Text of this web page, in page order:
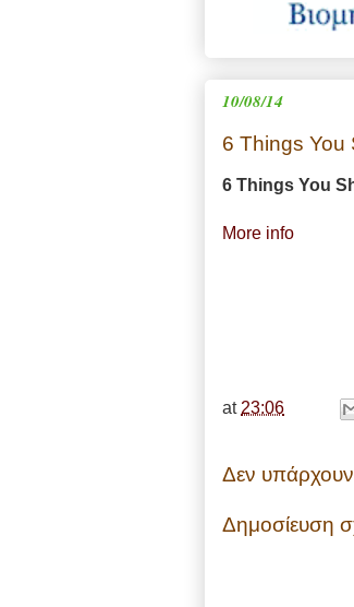
10/08/14
6 Things You
6 Things You
More info
at 23:06
Δεν
Δημοσίευση